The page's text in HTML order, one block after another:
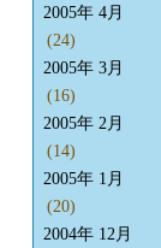
2005年 4月
(24)
2005年 3月
(16)
2005年 2月
(14)
2005年 1月
(20)
2004年 12月